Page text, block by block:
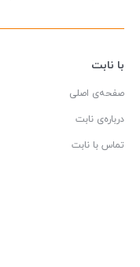
با نابت
صفحه‌ی اصلی
درباره‌ی نابت
تماس با نابت